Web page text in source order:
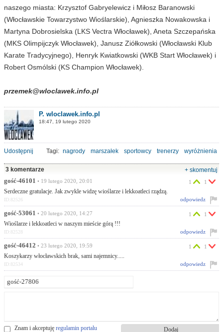
naszego miasta: Krzysztof Gabryelewicz i Miłosz Baranowski
(Włocławskie Towarzystwo Wioślarskie), Agnieszka Nowakowska i
Martyna Dobrosielska (LKS Vectra Włocławek), Aneta Szczepańska
(MKS Olimpijczyk Włocławek), Janusz Ziółkowski (Włocławski Klub
Karate Tradycyjnego), Henryk Kwiatkowski (WKB Start Włocławek) i
Robert Osmólski (KS Champion Włocławek).
przemek@wloclawek.info.pl
P. wloclawek.info.pl
18:47, 19 lutego 2020
Udostępnij Tagi: nagrody marszałek sportowcy trenerzy wyróżnienia
3 komentarze
+ skomentuj
gość-46101 • 19 lutego 2020, 20:01
Serdeczne gratulacje. Jak zwykle widzę wioślarze i lekkoatleci rządzą.
1 1
odpowiedz
ID:82526
gość-53061 • 20 lutego 2020, 14:27
Wioślarze i lekkoatleci w naszym mieście górą !!!
1 1
odpowiedz
ID:82528
gość-46412 • 23 lutego 2020, 19:59
Koszykarzy włocławskich brak, sami najemnicy.....
1 1
odpowiedz
ID:82534
Znam i akceptuję regulamin portalu